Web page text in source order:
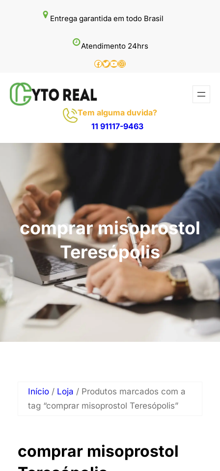
Entrega garantida em todo Brasil
Atendimento 24hrs
Facebook
Twitter
Youtube
Instagram
Tem alguma duvida?
11 91117-9463
comprar misoprostol
Teresópolis
Início / Loja / Produtos marcados com a
tag “comprar misoprostol Teresópolis”
comprar misoprostol